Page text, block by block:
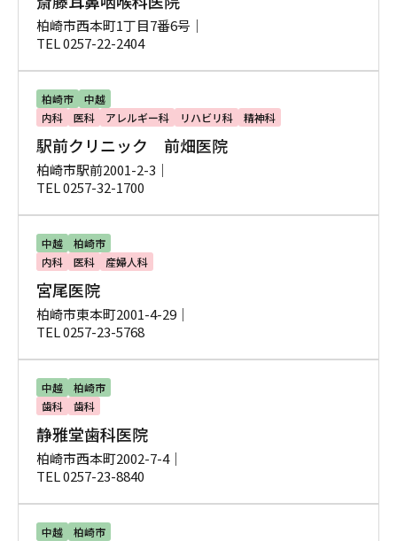
柏崎市西本町1丁目7番6号｜
TEL 0257-22-2404
柏崎市
中越
内科
医科 アレルギー科 リハビリ科 精神科
駅前クリニック 前畑医院
柏崎市駅前2001-2-3｜
TEL 0257-32-1700
中越
柏崎市
内科
医科 産婦人科
宮尾医院
柏崎市東本町2001-4-29｜
TEL 0257-23-5768
中越
柏崎市
歯科
歯科
静雅堂歯科医院
柏崎市西本町2002-7-4｜
TEL 0257-23-8840
中越
柏崎市